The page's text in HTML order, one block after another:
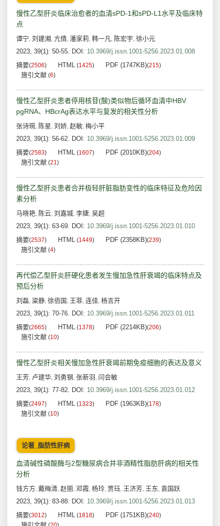
慢性乙型肝炎临床治愈者的血清sPD-1和sPD-L1水平及临床特
点
谭宁, 刘建湘 , 亢倩, 潘家莉, 韩一凡, 陈宏宇, 徐小元
2023, 39(1): 50-55. DOI: 10.3969/j.issn.1001-5256.2023.01.008
摘要(2506) HTML (1425) PDF (1747KB)(215)
施引文献 (6)
慢性乙型肝炎患者停用核苷(酸)类似物后循环血清中HBV
pgRNA、HBcrAg表达水平与复发的相关性分析
张诗琬, 陈星, 刘娇, 赵敏, 梅小平
2023, 39(1): 56-62. DOI: 10.3969/j.issn.1001-5256.2023.01.009
摘要(2583) HTML (1607) PDF (2010KB)(204)
施引文献 (21)
慢性乙型肝炎患者合并极轻肝脏脂肪变性的临床特征及危险因
素分析
马晓艳, 陈云, 刘嘉城, 李婕, 吴超
2023, 39(1): 63-69. DOI: 10.3969/j.issn.1001-5256.2023.01.010
摘要(2537) HTML (1449) PDF (2358KB)(239)
施引文献 (4)
再代偿乙型肝炎肝硬化患者发生慢加急性肝衰竭的临床特点及
预后分析
刘磊, 梁静, 徐佰国 , 王菲, 连佳, 杨言开
2023, 39(1): 70-76. DOI: 10.3969/j.issn.1001-5256.2023.01.011
摘要(2665) HTML (1378) PDF (2214KB)(206)
施引文献 (10)
慢性乙型肝炎相关慢加急性肝衰竭前期免疫细胞的表达及意义
王芳, 卢建华, 刘勇钢, 张新羽 , 闫会敏
2023, 39(1): 77-82. DOI: 10.3969/j.issn.1001-5256.2023.01.012
摘要(2497) HTML (1323) PDF (1963KB)(178)
施引文献 (10)
论著_脂肪性肝病
血清碱性磷酸酶与2型糖尿病合并非酒精性脂肪肝病的相关性
分析
钱方方, 戴梅清, 赵丽, 邓霞, 杨玲, 贾珏, 王济芳, 王东, 袁国跃
2023, 39(1): 83-88. DOI: 10.3969/j.issn.1001-5256.2023.01.013
摘要(3012) HTML (1818) PDF (1751KB)(240)